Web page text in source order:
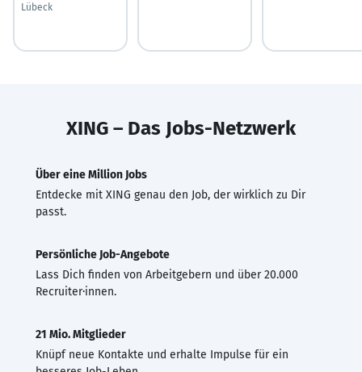
Lübeck
XING – Das Jobs-Netzwerk
Über eine Million Jobs
Entdecke mit XING genau den Job, der wirklich zu Dir
passt.
Persönliche Job-Angebote
Lass Dich finden von Arbeitgebern und über 20.000
Recruiter·innen.
21 Mio. Mitglieder
Knüpf neue Kontakte und erhalte Impulse für ein